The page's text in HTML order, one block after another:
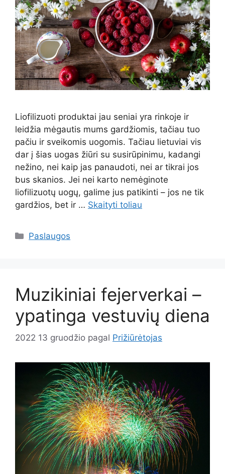
Liofilizuoti produktai jau seniai yra rinkoje ir
leidžia mėgautis mums gardžiomis, tačiau tuo
pačiu ir sveikomis uogomis. Tačiau lietuviai vis
dar į šias uogas žiūri su susirūpinimu, kadangi
nežino, nei kaip jas panaudoti, nei ar tikrai jos
bus skanios. Jei nei karto nemėginote
liofilizuotų uogų, galime jus patikinti – jos ne tik
gardžios, bet ir … Skaityti toliau
Kategorijos
Paslaugos
Muzikiniai fejerverkai –
ypatinga vestuvių diena
2022 13 gruodžio pagal Prižiūrėtojas